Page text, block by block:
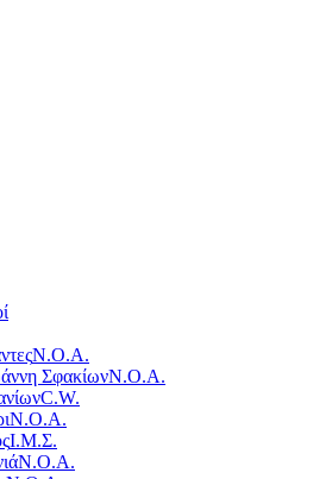
Ν.Ο.Α.
ΣφακίωνΝ.Ο.Α.
C.W.
Ν.Ο.Α.
Ι.Μ.Σ.
Ν.Ο.Α.